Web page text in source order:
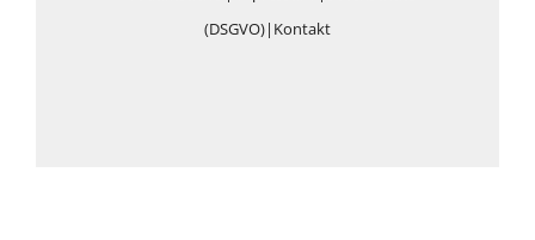
(DSGVO)| Kontakt